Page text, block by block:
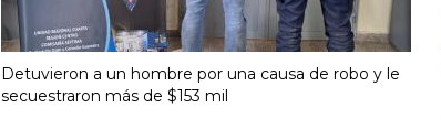
Detuvieron a un hombre por una causa de robo y le
secuestraron más de $153 mil